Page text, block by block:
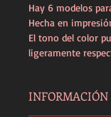
Hay 6 modelos
Hecha en
El tono del color
ligeramente
INFORMACIÓN